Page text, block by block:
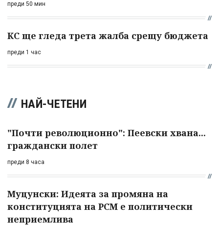
преди 50 мин
КС ще гледа трета жалба срещу бюджета
преди 1 час
НАЙ-ЧЕТЕНИ
"Почти революционно": Пеевски хвана...
граждански полет
преди 8 часа
Муцунски: Идеята за промяна на
конституцията на РСМ е политически
неприемлива